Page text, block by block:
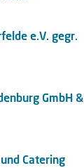
e.V. gegr.
GmbH &
Catering